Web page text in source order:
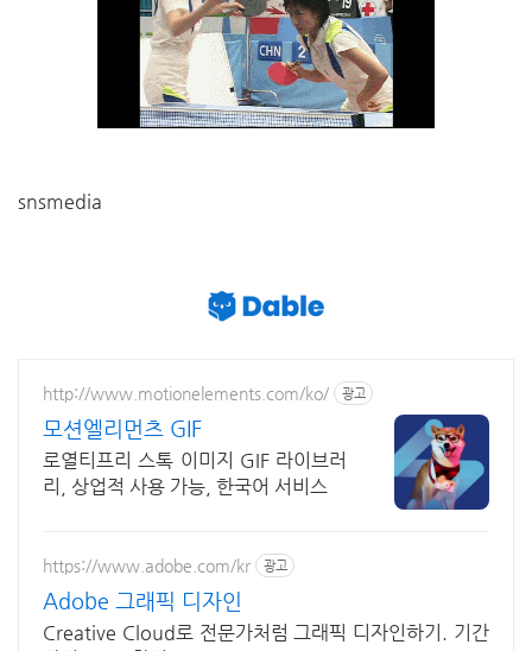
snsmedia
http://www.motionelements.com/ko/ 광고
모션엘리먼츠 GIF
로열티프리 스톡 이미지 GIF 라이브러
리, 상업적 사용 가능, 한국어 서비스
https://www.adobe.com/kr 광고
Adobe 그래픽 디자인
Creative Cloud로 전문가처럼 그래픽 디자인하기. 기간